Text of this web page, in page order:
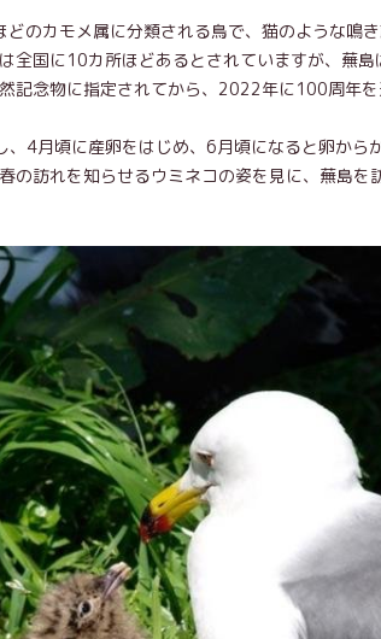
のカモメ属に分類される鳥で、猫のような鳴
全国に10カ所ほどあるとされていますが、蕪
記念物に指定されてから、2022年に100周年を
4月頃に産卵をはじめ、6月頃になると卵から
訪れを知らせるウミネコの姿を見に、蕪島を